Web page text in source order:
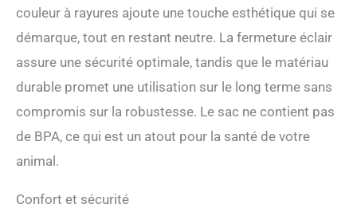
de sorte que vous pouvez
facilement voir chaque
mouvement de votre animal
de compagnie et votre
animal peut profiter de la
vue extérieure.Les 4 entrées
(latérales, avant et arrière)
d'entrer et de sortir de la
couleur à rayures ajoute une touche esthétique qui se
démarque, tout en restant neutre. La fermeture éclair
assure une sécurité optimale, tandis que le matériau
durable promet une utilisation sur le long terme sans
compromis sur la robustesse. Le sac ne contient pas
de BPA, ce qui est un atout pour la santé de votre
animal.
Confort et sécurité